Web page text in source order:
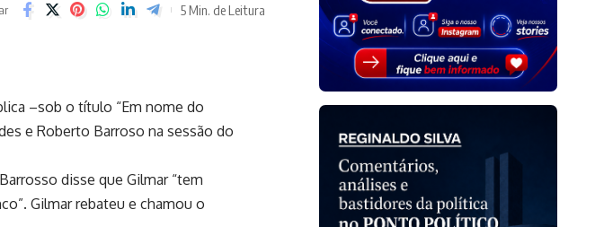
5 Min. de Leitura
–sob o título “Em nome do
e Roberto Barroso na sessão do
disse que Gilmar “tem
Gilmar rebateu e chamou o